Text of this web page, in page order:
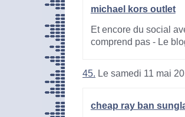
michael kors outlet
Et encore du social
comprend pas - Le
45. Le samedi 11 mai
cheap ray ban